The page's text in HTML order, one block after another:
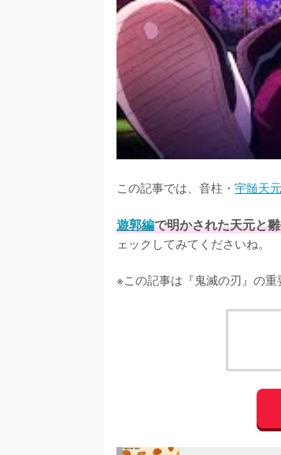
この記事では、音柱・ 宇髄天元
遊郭編で明かされた天元と
ェックしてみてくださいね。
※この記事は『鬼滅の刃』の重